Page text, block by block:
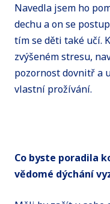
Navedla jsem ho
dechu a on se
tím se děti také učí.
zvýšeném stresu,
pozornost dovnitř a
vlastní prožívání.
Co byste poradila
vědomé dýchání